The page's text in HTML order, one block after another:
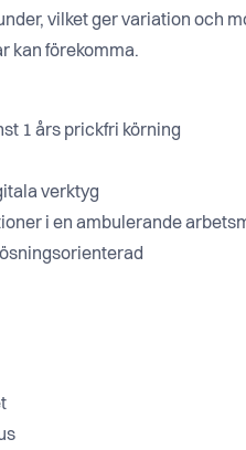
vilket ger variation och
kan förekomma.
1 års prickfri körning
verktyg
i en ambulerande